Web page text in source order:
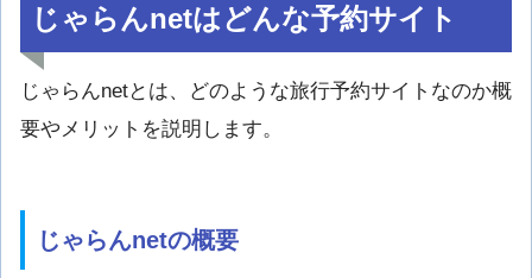
じゃらんnetはどんな予約サイト
じゃらんnetとは、どのような旅行予約サイトなのか概
要やメリットを説明します。
じゃらんnetの概要